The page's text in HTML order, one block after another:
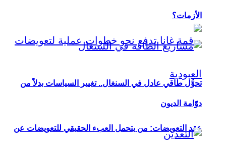
عقد التعويضات: من يتحمل العبء الحقيقي للتعويضات عن
الأزمات؟
تحوُّل طاقي عادل في السنغال.. تغيير السياسات بدلاً من
دوّامة الديون